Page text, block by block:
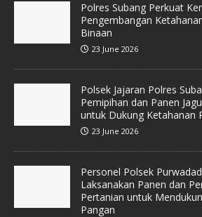
Polres Subang Perkuat
Pengembangan
Binaan
23 June 2026
Polsek Jajaran Polres
Pemipihan dan Panen
untuk Dukung Ketahanan
23 June 2026
Personel Polsek
Laksanakan Panen dan
Pertanian untuk
Pangan